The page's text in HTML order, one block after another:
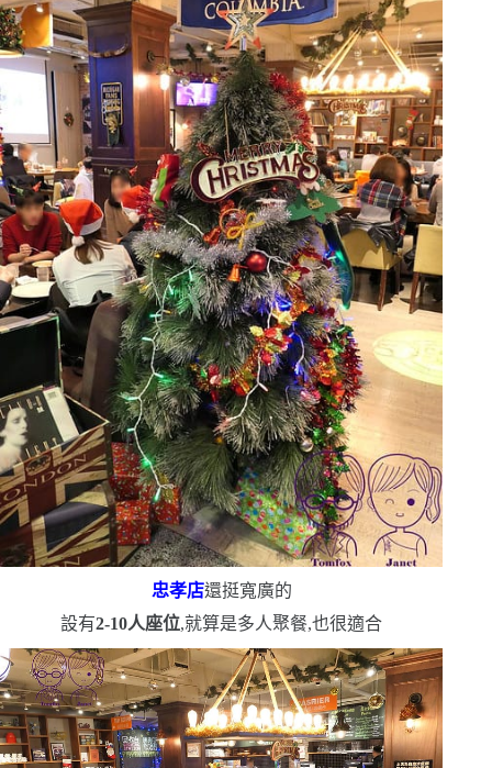
忠孝店還挺寬廣的
設有2-10人座位,就算是多人聚餐,也很適合